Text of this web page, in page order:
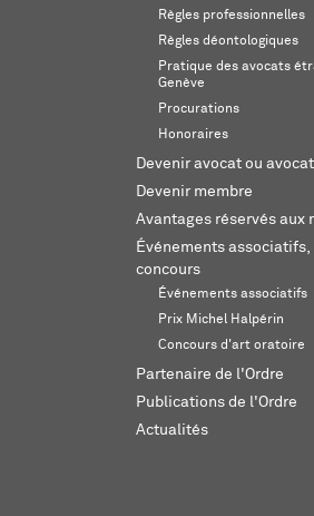
Règles professionnelles
Règles déontologiques
Pratique des avocats
Genève
Procurations
Honoraires
Devenir avocat ou
Devenir membre
Avantages réservés aux
Événements associatifs,
concours
Événements associatifs
Prix Michel Halpérin
Concours d'art oratoire
Partenaire de l'Ordre
Publications de l'Ordre
Actualités